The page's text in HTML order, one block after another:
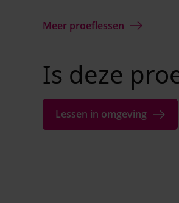
Meer proeflessen
Is deze
Lessen in omgeving